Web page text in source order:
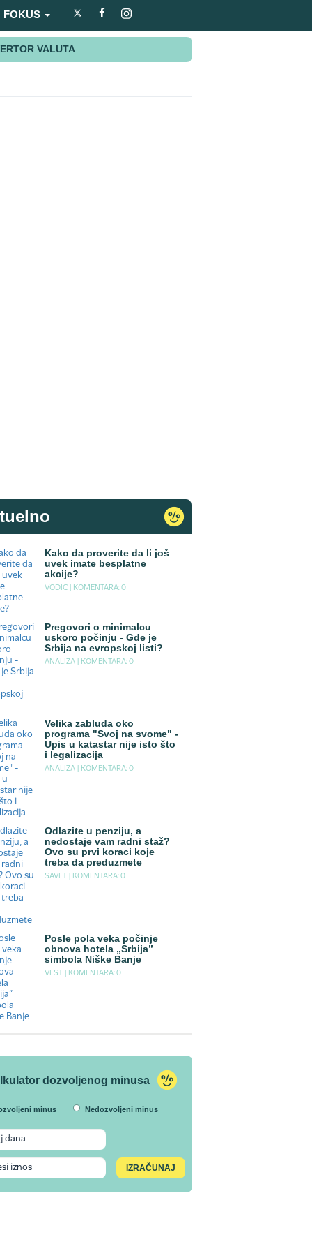
FOKUS
VALUTA
Kako da proverite da li još
uvek imate besplatne
akcije?
VODIC | KOMENTARA: 0
Pregovori o minimalcu
uskoro počinju - Gde je
Srbija na evropskoj listi?
ANALIZA | KOMENTARA: 0
Velika zabluda oko
programa "Svoj na svome" -
Upis u katastar nije isto što
i legalizacija
ANALIZA | KOMENTARA: 0
Odlazite u penziju, a
nedostaje vam radni staž?
Ovo su prvi koraci koje
treba da preduzmete
SAVET | KOMENTARA: 0
Posle pola veka počinje
obnova hotela „Srbija”
simbola Niške Banje
VEST | KOMENTARA: 0
dozvoljenog minusa
minus Nedozvoljeni minus